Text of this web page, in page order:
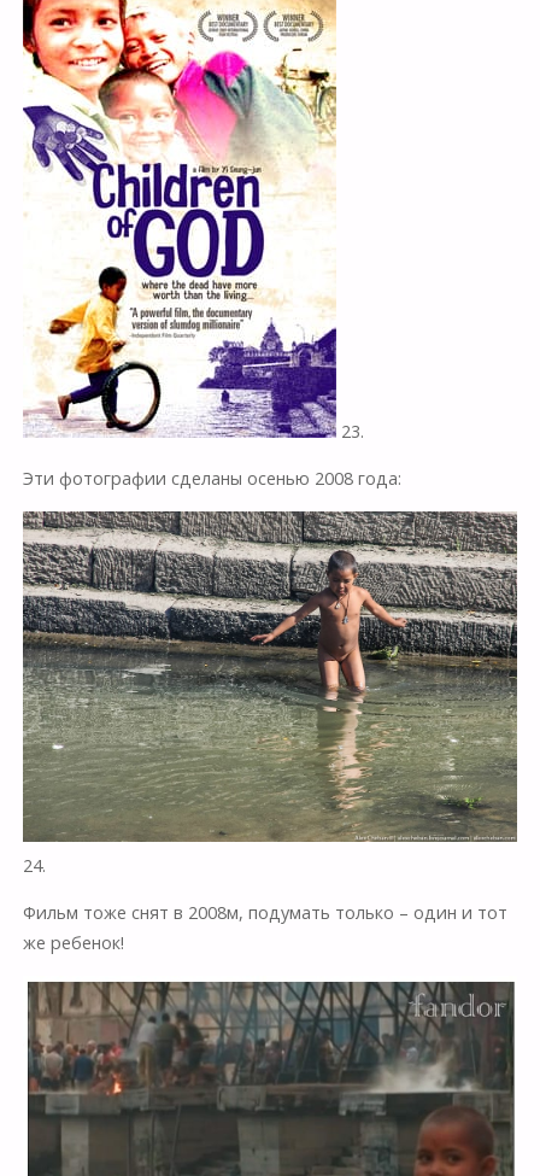
23.
Эти фотографии сделаны осенью 2008 года:
24.
Фильм тоже снят в 2008м, подумать только – один и тот
же ребенок!